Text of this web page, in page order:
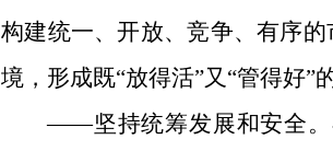
构建统一、开放、竞争、有序
境，形成既“放得活”又“管得好”
——坚持统筹发展和安全。